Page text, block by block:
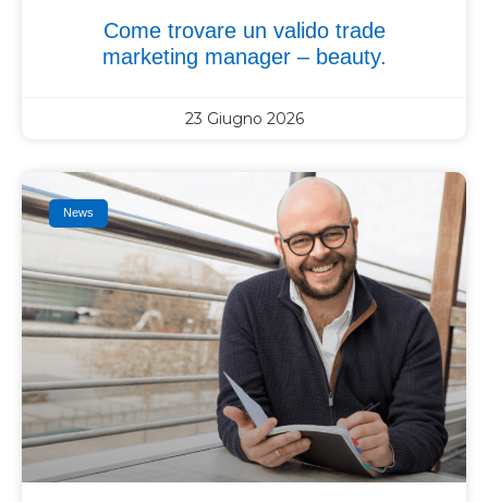
Come trovare un valido trade
marketing manager – beauty.
23 Giugno 2026
News